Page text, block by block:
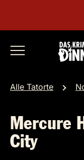
Alle Tatorte
Mercure
City